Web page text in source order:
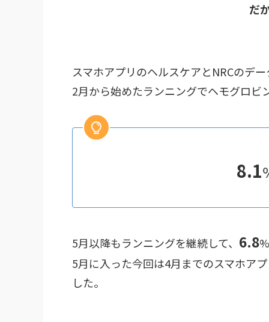
だ
スマホアプリのヘルスケアとNRCのデ
2月から始めたランニングでヘモグロビ
8.1
5月以降もランニングを継続して、 6.8
5月に入った今回は4月までのスマホア
した。